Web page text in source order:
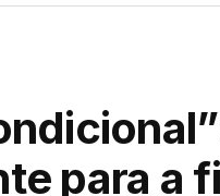
para a